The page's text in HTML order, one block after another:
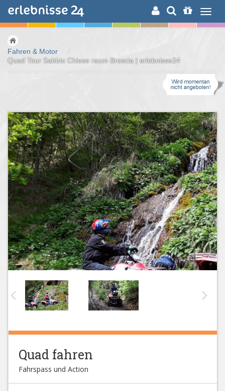
ERLEBNISSUCHE
Fahren & Motor
/
Quad Tour Sabbio Chiese raum Brescia | erlebnisse24
Quad fahren
Fahrspass und Action